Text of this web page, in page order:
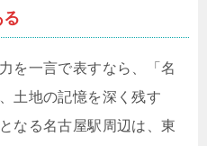
を一言で表すなら、「名
土地の記憶を深く残す
なる名古屋駅周辺は、東